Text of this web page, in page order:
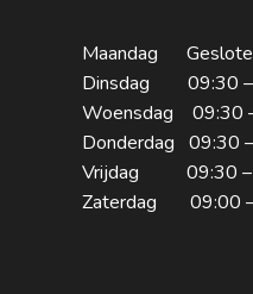
Maandag
Dinsdag 09:30 –
Woensdag 09:30
Donderdag 09:30
Vrijdag 09:30 –
Zaterdag 09:00